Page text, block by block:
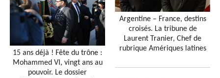
15 ans déjà ! Fête du trône :
Mohammed VI, vingt ans au
pouvoir. Le dossier
Argentine – France, destins
croisés. La tribune de
Laurent Tranier, Chef de
rubrique Amériques latines